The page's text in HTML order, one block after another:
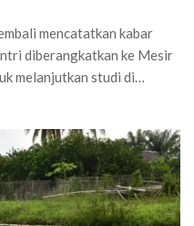
mencatatkan kabar
diberangkatkan ke Mesir
melanjutkan studi di